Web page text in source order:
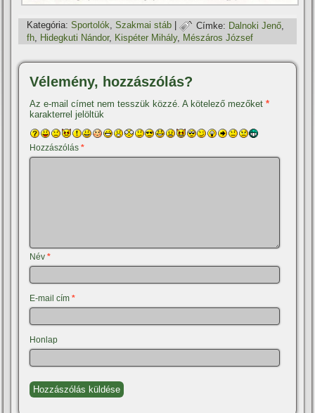
Kategória: Sportolók,Szakmai stáb | Címke: Dalnoki Jenő
fh, Hidegkuti Nándor, Kispéter Mihály, Mészáros József
Vélemény, hozzászólás?
Az e-mail címet nem tesszük közzé. A kötelező mezőket*
karakterrel jelöltük
Hozzászólás*
Név*
E-mail cím*
Honlap